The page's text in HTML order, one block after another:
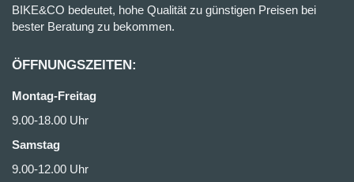
BIKE&CO bedeutet, hohe Qualität zu günstigen Preisen bei
bester Beratung zu bekommen.
ÖFFNUNGSZEITEN:
Montag-Freitag
9.00-18.00 Uhr
Samstag
9.00-12.00 Uhr